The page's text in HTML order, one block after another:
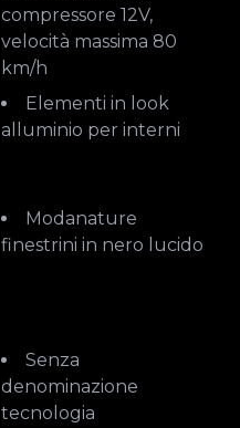
compressore 12V,
velocità massima 80
km/h
Elementi in look
alluminio per interni
Modanature
finestrini in nero lucido
Senza
denominazione
tecnologia